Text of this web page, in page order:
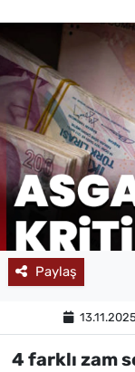
Paylaş
4 farklı zam
MAGAZİN